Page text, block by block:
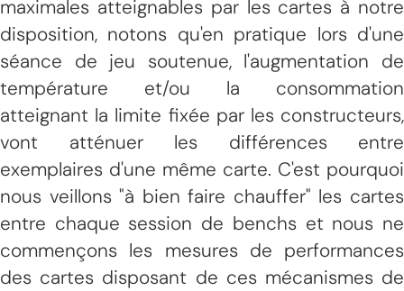
maximales atteignables par les cartes à notre
disposition, notons qu'en pratique lors d'une
séance de jeu soutenue, l'augmentation de
température et/ou la consommation
atteignant la limite fixée par les constructeurs,
vont atténuer les différences entre
exemplaires d'une même carte. C'est pourquoi
nous veillons "à bien faire chauffer" les cartes
entre chaque session de benchs et nous ne
commençons les mesures de performances
des cartes disposant de ces mécanismes de